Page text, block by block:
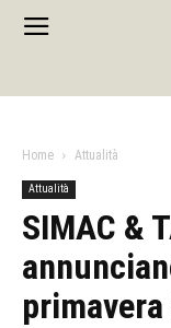
Home Attualità
Attualità
SIMAC &